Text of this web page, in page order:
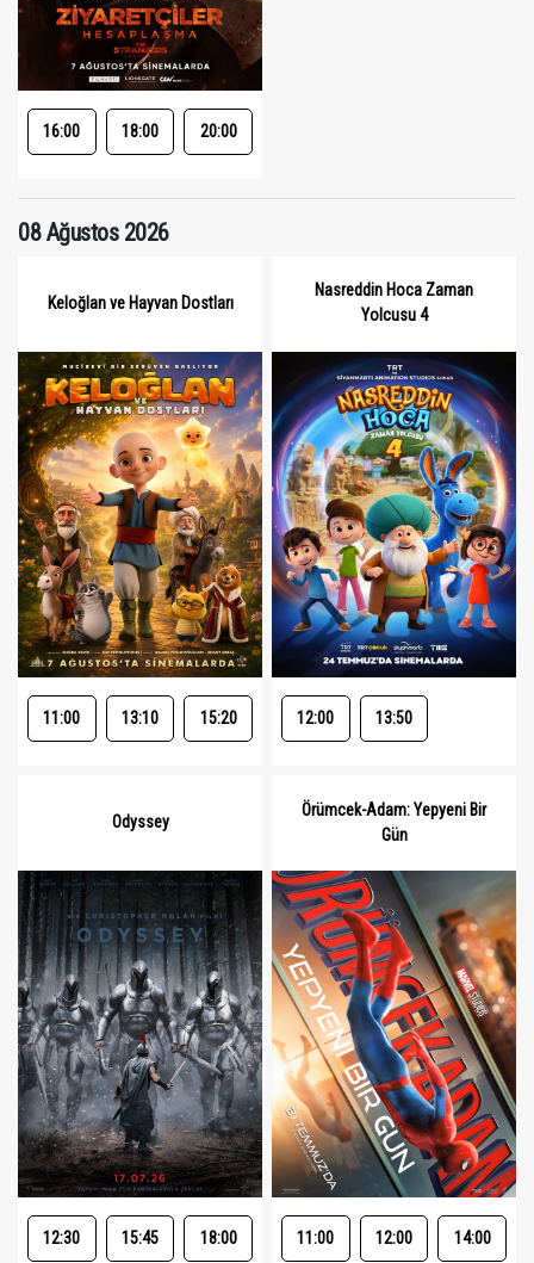
16:00 18:00 20:00
08 Ağustos 2026
Keloğlan ve Hayvan Dostları
11:00 13:10 15:20
Nasreddin Hoca Zaman
Yolcusu 4
12:00 13:50
Odyssey
12:30 15:45 18:00
Örümcek-Adam: Yepyeni Bir
Gün
11:00 12:00 14:00